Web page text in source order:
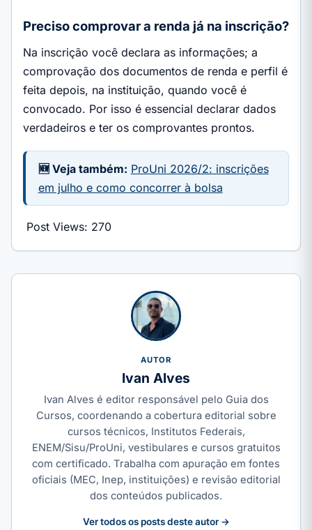
Preciso comprovar a renda já na inscrição?
Na inscrição você declara as informações; a
comprovação dos documentos de renda e perfil é
feita depois, na instituição, quando você é
convocado. Por isso é essencial declarar dados
verdadeiros e ter os comprovantes prontos.
🆕 Veja também: ProUni 2026/2: inscrições
em julho e como concorrer à bolsa
Post Views: 270
AUTOR
Ivan Alves
Ivan Alves é editor responsável pelo Guia dos
Cursos, coordenando a cobertura editorial sobre
cursos técnicos, Institutos Federais,
ENEM/Sisu/ProUni, vestibulares e cursos gratuitos
com certificado. Trabalha com apuração em fontes
oficiais (MEC, Inep, instituições) e revisão editorial
dos conteúdos publicados.
Ver todos os posts deste autor →